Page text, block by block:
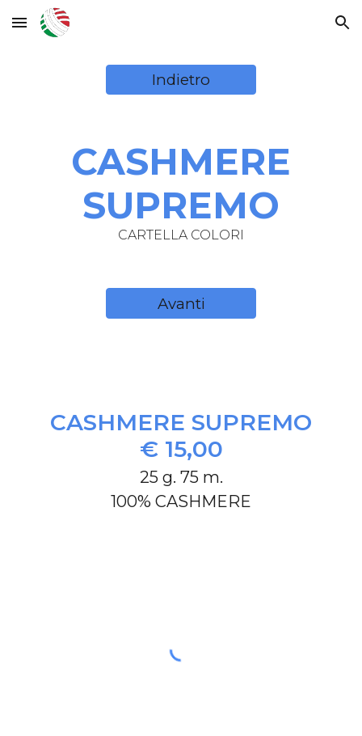
Skip to main content Skip to navigation
Indietro
CASHMERE
SUPREMO
CARTELLA COLORI
Avanti
CASHMERE SUPREMO
€ 15,00
25 g. 75 m.
100% CASHMERE